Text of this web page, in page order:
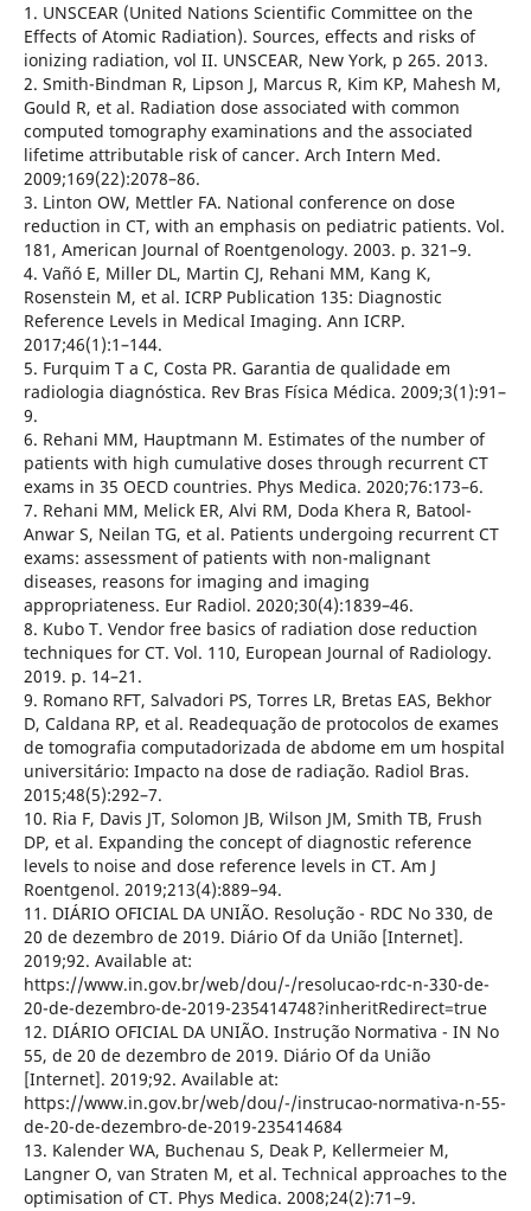
1. UNSCEAR (United Nations Scientific Committee on the
Effects of Atomic Radiation). Sources, effects and risks of
ionizing radiation, vol II. UNSCEAR, New York, p 265. 2013.
2. Smith-Bindman R, Lipson J, Marcus R, Kim KP, Mahesh M,
Gould R, et al. Radiation dose associated with common
computed tomography examinations and the associated
lifetime attributable risk of cancer. Arch Intern Med.
2009;169(22):2078–86.
3. Linton OW, Mettler FA. National conference on dose
reduction in CT, with an emphasis on pediatric patients. Vol.
181, American Journal of Roentgenology. 2003. p. 321–9.
4. Vañó E, Miller DL, Martin CJ, Rehani MM, Kang K,
Rosenstein M, et al. ICRP Publication 135: Diagnostic
Reference Levels in Medical Imaging. Ann ICRP.
2017;46(1):1–144.
5. Furquim T a C, Costa PR. Garantia de qualidade em
radiologia diagnóstica. Rev Bras Física Médica. 2009;3(1):91–
9.
6. Rehani MM, Hauptmann M. Estimates of the number of
patients with high cumulative doses through recurrent CT
exams in 35 OECD countries. Phys Medica. 2020;76:173–6.
7. Rehani MM, Melick ER, Alvi RM, Doda Khera R, Batool-
Anwar S, Neilan TG, et al. Patients undergoing recurrent CT
exams: assessment of patients with non-malignant
diseases, reasons for imaging and imaging
appropriateness. Eur Radiol. 2020;30(4):1839–46.
8. Kubo T. Vendor free basics of radiation dose reduction
techniques for CT. Vol. 110, European Journal of Radiology.
2019. p. 14–21.
9. Romano RFT, Salvadori PS, Torres LR, Bretas EAS, Bekhor
D, Caldana RP, et al. Readequação de protocolos de exames
de tomografia computadorizada de abdome em um hospital
universitário: Impacto na dose de radiação. Radiol Bras.
2015;48(5):292–7.
10. Ria F, Davis JT, Solomon JB, Wilson JM, Smith TB, Frush
DP, et al. Expanding the concept of diagnostic reference
levels to noise and dose reference levels in CT. Am J
Roentgenol. 2019;213(4):889–94.
11. DIÁRIO OFICIAL DA UNIÃO. Resolução - RDC No 330, de
20 de dezembro de 2019. Diário Of da União [Internet].
2019;92. Available at:
https://www.in.gov.br/web/dou/-/resolucao-rdc-n-330-de-
20-de-dezembro-de-2019-235414748?inheritRedirect=true
12. DIÁRIO OFICIAL DA UNIÃO. Instrução Normativa - IN No
55, de 20 de dezembro de 2019. Diário Of da União
[Internet]. 2019;92. Available at:
https://www.in.gov.br/web/dou/-/instrucao-normativa-n-55-
de-20-de-dezembro-de-2019-235414684
13. Kalender WA, Buchenau S, Deak P, Kellermeier M,
Langner O, van Straten M, et al. Technical approaches to the
optimisation of CT. Phys Medica. 2008;24(2):71–9.